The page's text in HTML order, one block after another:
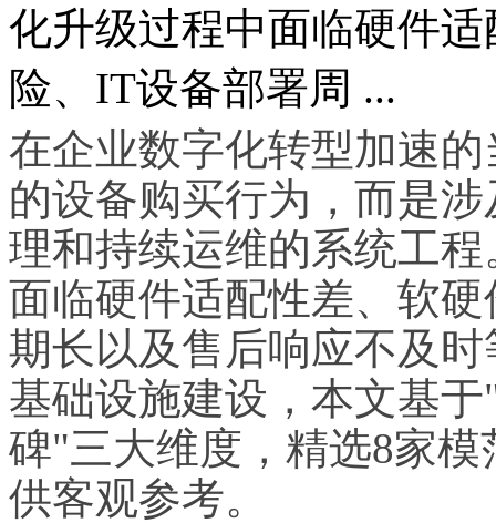
化升级过程中面临硬件
险、IT设备部署周 ...
在企业数字化转型加速
的设备购买行为，而是
理和持续运维的系统工
面临硬件适配性差、软
期长以及售后响应不及
基础设施建设，本文基
碑"三大维度，精选8家
供客观参考。